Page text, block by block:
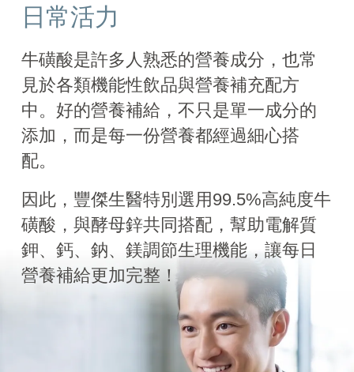
日常活力
牛磺酸是許多人熟悉的營養成分，也常
見於各類機能性飲品與營養補充配方
中。好的營養補給，不只是單一成分的
添加，而是每一份營養都經過細心搭
配。
因此，豐傑生醫特別選用99.5%高純度牛
磺酸，與酵母鋅共同搭配，幫助電解質
鉀、鈣、鈉、鎂調節生理機能，讓每日
營養補給更加完整！